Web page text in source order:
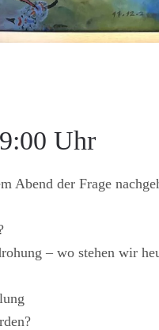
Uhr
Abend der Frage
– wo stehen wir